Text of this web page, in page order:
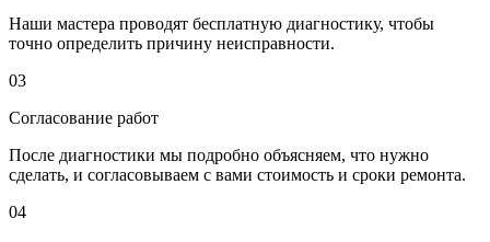
Наши мастера проводят бесплатную диагностику, чтобы
точно определить причину неисправности.
03
Согласование работ
После диагностики мы подробно объясняем, что нужно
сделать, и согласовываем с вами стоимость и сроки ремонта.
04